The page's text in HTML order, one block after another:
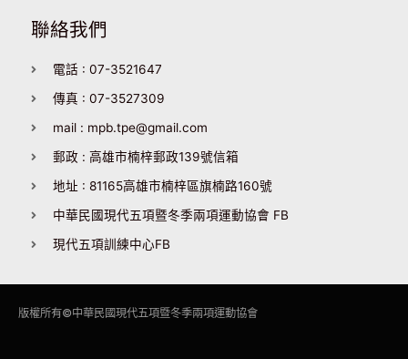
聯絡我們
電話 : 07-3521647
傳真 : 07-3527309
mail : mpb.tpe@gmail.com
郵政 : 高雄市楠梓郵政139號信箱
地址 : 81165高雄市楠梓區旗楠路160號
中華民國現代五項暨冬季兩項運動協會 FB
現代五項訓練中心FB
版權所有©中華民國現代五項暨冬季兩項運動協會